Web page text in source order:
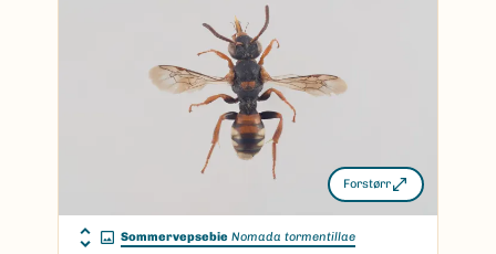
Forstørr
Sommervepsebie Nomada tormentillae